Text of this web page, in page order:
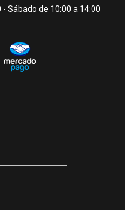
- Sábado de 10:00 a 14:00